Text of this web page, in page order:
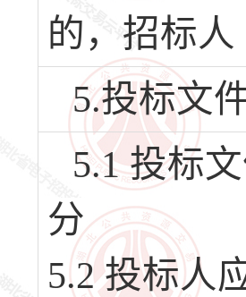
的，招标
5.投标文
5.1 投标
分
5.2 投标人